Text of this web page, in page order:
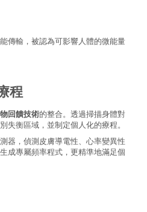
傳輸，被認為可影響人體的微能量
程
回饋技術的整合。透過掃描身體對
失衡區域，並制定個人化的療程。
器，偵測皮膚導電性、心率變異性
成專屬頻率程式，更精準地滿足個